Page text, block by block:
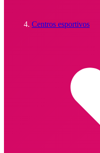
Centros esportivos